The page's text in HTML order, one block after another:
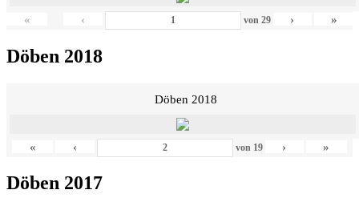
« ‹ von 29 › »
Döben 2018
Döben 2018
« ‹ von 19 › »
Döben 2017